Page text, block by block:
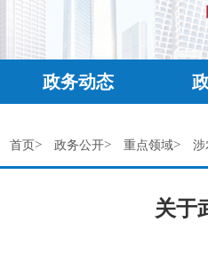
政务动态
首页> 政务公开> 重点领域> 涉
关于